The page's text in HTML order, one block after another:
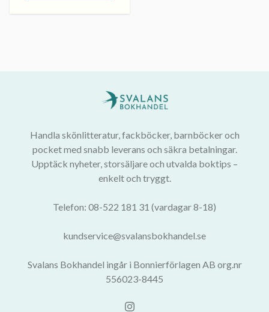
Handla skönlitteratur, fackböcker, barnböcker och
pocket med snabb leverans och säkra betalningar.
Upptäck nyheter, storsäljare och utvalda boktips –
enkelt och tryggt.
Telefon: 08-522 181 31 (vardagar 8-18)
kundservice@svalansbokhandel.se
Svalans Bokhandel ingår i Bonnierförlagen AB org.nr
556023-8445